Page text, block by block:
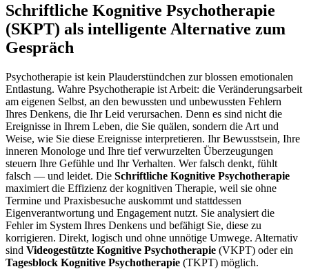
Schriftliche Kognitive Psychotherapie
(SKPT) als intelligente Alternative zum
Gespräch
Psychotherapie ist kein Plauderstündchen zur blossen emotionalen
Entlastung. Wahre Psychotherapie ist Arbeit: die Veränderungsarbeit
am eigenen Selbst, an den bewussten und unbewussten Fehlern
Ihres Denkens, die Ihr Leid verursachen. Denn es sind nicht die
Ereignisse in Ihrem Leben, die Sie quälen, sondern die Art und
Weise, wie Sie diese Ereignisse interpretieren. Ihr Bewusstsein, Ihre
inneren Monologe und Ihre tief verwurzelten Überzeugungen
steuern Ihre Gefühle und Ihr Verhalten. Wer falsch denkt, fühlt
falsch — und leidet. Die Schriftliche Kognitive Psychotherapie
maximiert die Effizienz der kognitiven Therapie, weil sie ohne
Termine und Praxisbesuche auskommt und stattdessen
Eigenverantwortung und Engagement nutzt. Sie analysiert die
Fehler im System Ihres Denkens und befähigt Sie, diese zu
korrigieren. Direkt, logisch und ohne unnötige Umwege. Alternativ
sind Videogestützte Kognitive Psychotherapie (VKPT) oder ein
Tagesblock Kognitive Psychotherapie (TKPT) möglich.